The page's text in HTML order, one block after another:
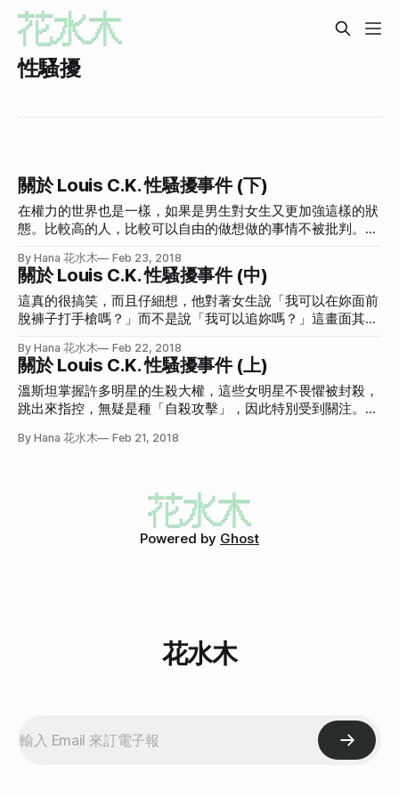
性騷擾
關於 Louis C.K. 性騷擾事件 (下)
在權力的世界也是一樣，如果是男生對女生又更加強這樣的狀
態。比較高的人，比較可以自由的做想做的事情不被批判。他
某一場秀有問過大家如果 Louis C.K. 回來會不會想聽，大概
70% 都想聽，他還開玩笑說也許可以一回來就先在台上打手
槍。
By Hana 花水木 Feb 23, 2018
關於 Louis C.K. 性騷擾事件 (中)
這真的很搞笑，而且仔細想，他對著女生說「我可以在妳面前
脫褲子打手槍嗎？」而不是說「我可以追妳嗎？」這畫面其實
擾？其實嚴格來說這根本不是性騷擾，新聞裡面也只用
Sexual Misconduct，也就是「行為不檢」來形容，所以其實
沒有到性騷擾的程度。雖然這樣說很怪，但我覺得大家應該要
原諒他。有看過他所有的表演的人，應該都會覺得這種性騷擾
By Hana 花水木 Feb 22, 2018
關於 Louis C.K. 性騷擾事件 (上)
溫斯坦掌握許多明星的生殺大權，這些女明星不畏懼被封殺，
跳出來指控，無疑是種「自殺攻擊」，因此特別受到關注。隔
前曾在某個派對旁邊沒有其他人時，跟她們詢問「我現在可以
By Hana 花水木 Feb 21, 2018
Powered by Ghost
花水木